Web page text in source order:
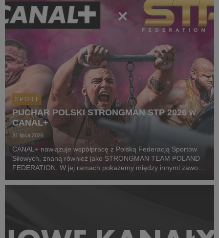
SPORT
PUCHAR POLSKI STRONGMAN STP 2026 w
CANAL+
31 lipca 2026
CANAL+ nawiązuje współpracę z Polską Federacją Sportów
Siłowych, znaną również jako STRONGMAN TEAM POLAND
FEDERATION. W jej ramach pokażemy między innymi zawody
Pierwszym wydarzeniem prezentowanym w CANAL+ SPORT 5